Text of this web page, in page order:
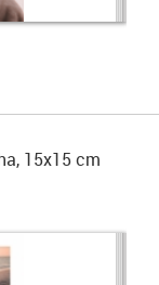
15x15 cm